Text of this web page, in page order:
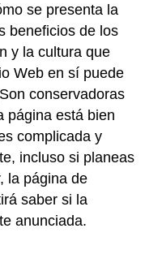
se presenta la
beneficios de los
y la cultura que
Web en sí puede
conservadoras
página está bien
complicada y
incluso si planeas
la página de
saber si la
anunciada.